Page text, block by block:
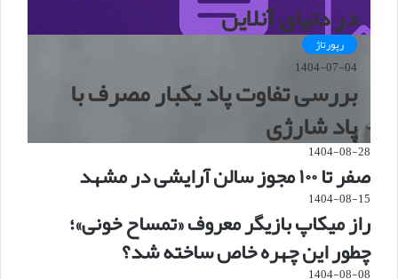
در دنیای آنلاین
رپورتاژ
1404-07-04
بررسی تفاوت پاد یکبار مصرف با
پاد شارژی
1404-08-28
صفر تا ۱۰۰ مجوز سالن آرایشی در مشهد
1404-08-15
راز میکاپ بازیگر معروف «تمساح خونی»؛
چطور این چهره خاص ساخته شد؟